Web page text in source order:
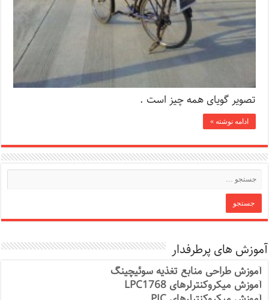
تصویر گویای همه چیز است .
ادامه نوشته »
آموزش های پرطرفدار
آموزش طراحی منابع تغذیه سوئیچینگ
آموزش میکروکنترلرهای LPC1768